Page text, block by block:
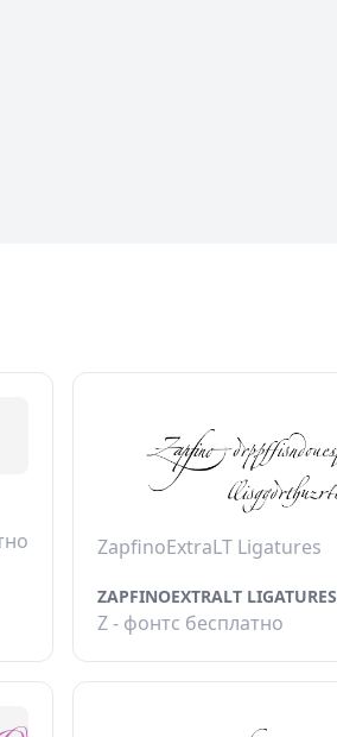
ZapfinoExtraLT Ligatures
ZAPFINOEXTRALT LIGATURES
Z - фонтс бесплатно